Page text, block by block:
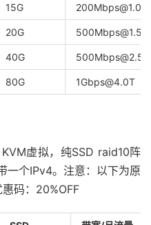
15G 200Mbps@1.0T
20G 500Mbps@1.5T
40G 500Mbps@2.5T
80G 1Gbps@4.0T
虚拟，纯SSD raid10阵
个IPv4。注意：以下为原
码：20%OFF